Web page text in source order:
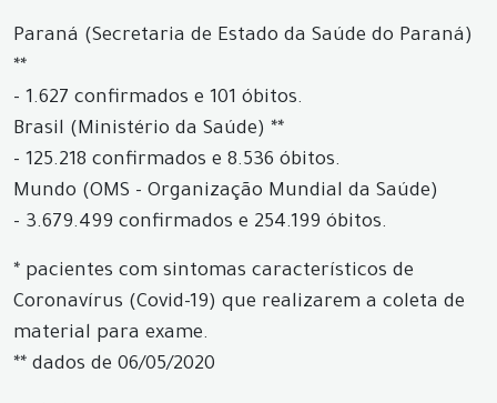
Paraná (Secretaria de Estado da Saúde do Paraná)
**
- 1.627 confirmados e 101 óbitos.
Brasil (Ministério da Saúde) **
- 125.218 confirmados e 8.536 óbitos.
Mundo (OMS - Organização Mundial da Saúde)
- 3.679.499 confirmados e 254.199 óbitos.
* pacientes com sintomas característicos de
Coronavírus (Covid-19) que realizarem a coleta de
material para exame.
** dados de 06/05/2020